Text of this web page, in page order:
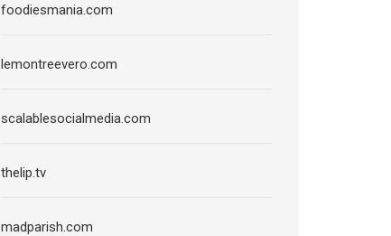
foodiesmania.com
lemontreevero.com
scalablesocialmedia.com
thelip.tv
madparish.com